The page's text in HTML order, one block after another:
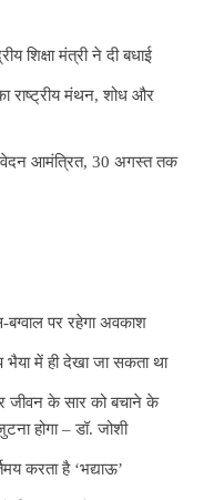
शिक्षा मंत्री ने दी बधाई
राष्ट्रीय मंथन, शोध और
आमंत्रित, 30 अगस्त तक
बग्वाल पर रहेगा अवकाश
भैया में ही देखा जा सकता था
जीवन के सार को बचाने के
होगा – डॉ. जोशी
करता है ‘भद्याऊ’